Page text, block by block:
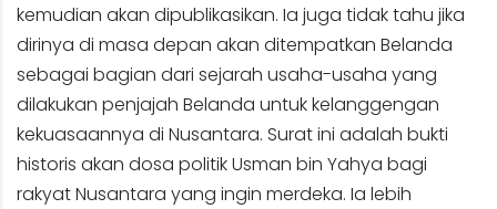
kemudian akan dipublikasikan. Ia juga tidak tahu jika
dirinya di masa depan akan ditempatkan Belanda
sebagai bagian dari sejarah usaha-usaha yang
dilakukan penjajah Belanda untuk kelanggengan
kekuasaannya di Nusantara. Surat ini adalah bukti
historis akan dosa politik Usman bin Yahya bagi
rakyat Nusantara yang ingin merdeka. Ia lebih